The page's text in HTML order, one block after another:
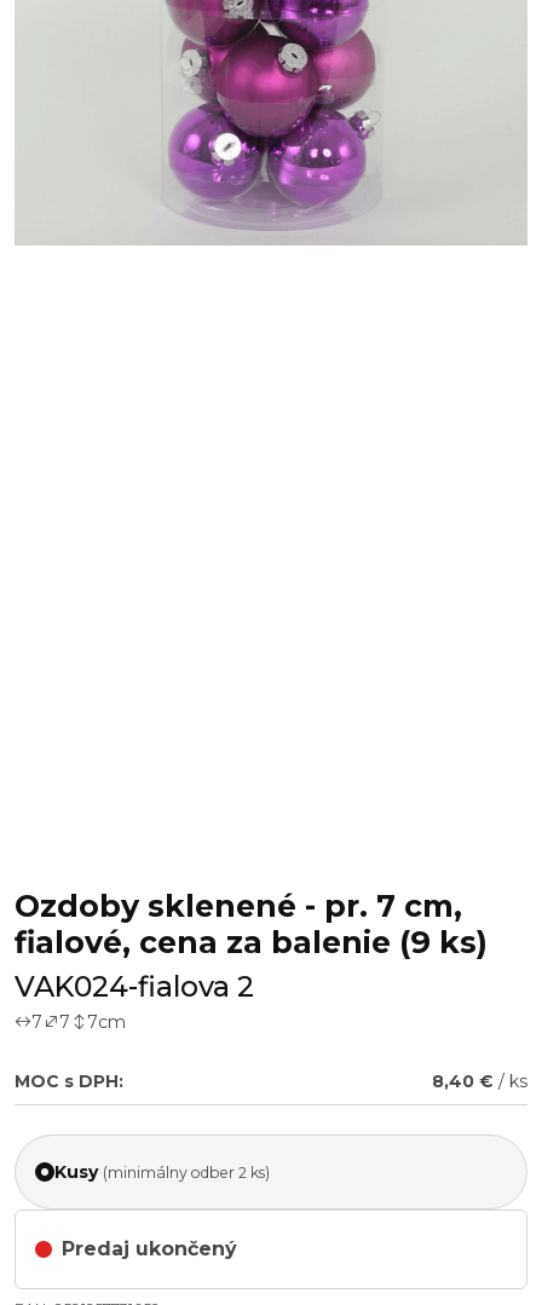
Ozdoby sklenené - pr. 7 cm,
fialové, cena za balenie (9 ks)
VAK024-fialova 2
7 7 7cm
MOC s DPH: 8,40 € / ks
Kusy (minimálny odber 2 ks)
Predaj ukončený